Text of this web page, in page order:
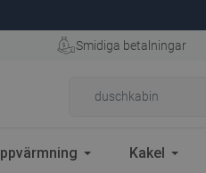
Smidiga betalningar
Kakel